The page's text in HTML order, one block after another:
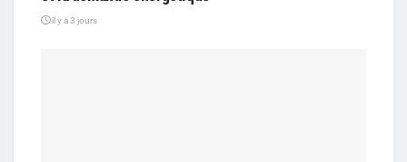
il y a 3 jours